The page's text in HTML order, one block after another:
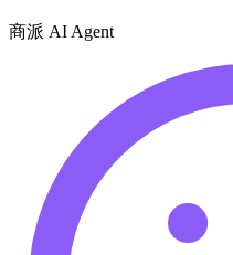
商派 AI Agent